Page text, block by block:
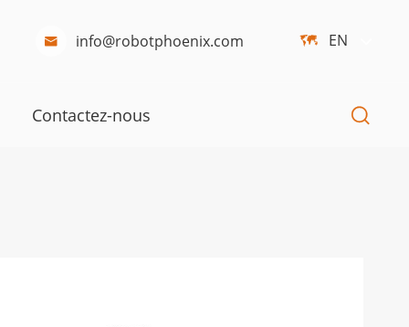
 info@robotphoenix.com  EN
Contactez-nous 